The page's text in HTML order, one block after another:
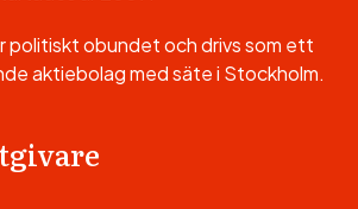
politiskt obundet och drivs som ett
aktiebolag med säte i Stockholm.